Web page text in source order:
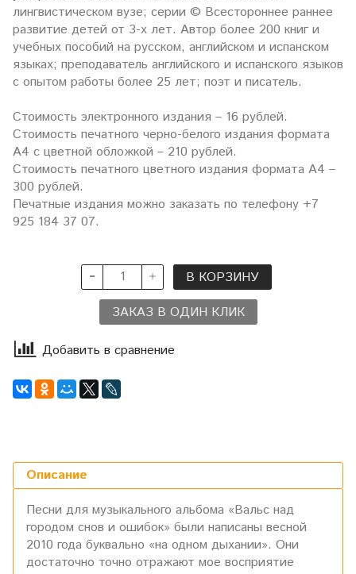
лингвистическом вузе; серии © Всестороннее раннее
развитие детей от 3-х лет. Автор более 200 книг и
учебных пособий на русском, английском и испанском
языках; преподаватель английского и испанского языков
c опытом работы более 25 лет; поэт и писатель.
Стоимость электронного издания – 16 рублей.
Стоимость печатного черно-белого издания формата
А4 с цветной обложкой – 210 рублей.
Стоимость печатного цветного издания формата А4 –
300 рублей.
Печатные издания можно заказать по телефону +7
925 184 37 07.
В КОРЗИНУ
ЗАКАЗ В ОДИН КЛИК
Добавить в сравнение
Описание
Песни для музыкального альбома «Вальс над
городом снов и ошибок» были написаны весной
2010 года буквально «на одном дыхании». Они
достаточно точно отражают мое восприятие